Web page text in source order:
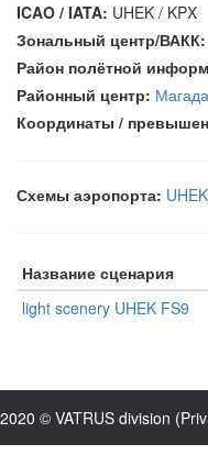
ICAO / IATA: UHEK / KPX
Зональный центр/ВАКК:
Район полётной
Районный центр:
Координаты /
Схемы аэропорта:
Название сценария
light scenery UHEK FS9
2020 © VATRUS division (